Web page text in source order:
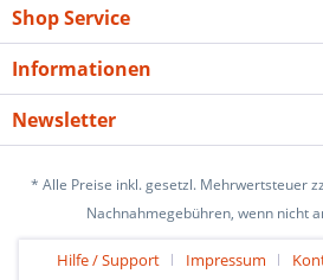
Shop Service
Informationen
Newsletter
* Alle Preise inkl. gesetzl. Mehrwertsteuer
Nachnahmegebühren, wenn nicht
Hilfe / Support Impressum